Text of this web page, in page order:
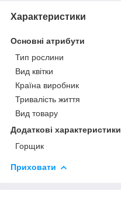
Характеристики
Основні атрибути
Тип рослини
Вид квітки
Країна виробник
Тривалість життя
Вид товару
Додаткові характеристики
Горщик
Приховати